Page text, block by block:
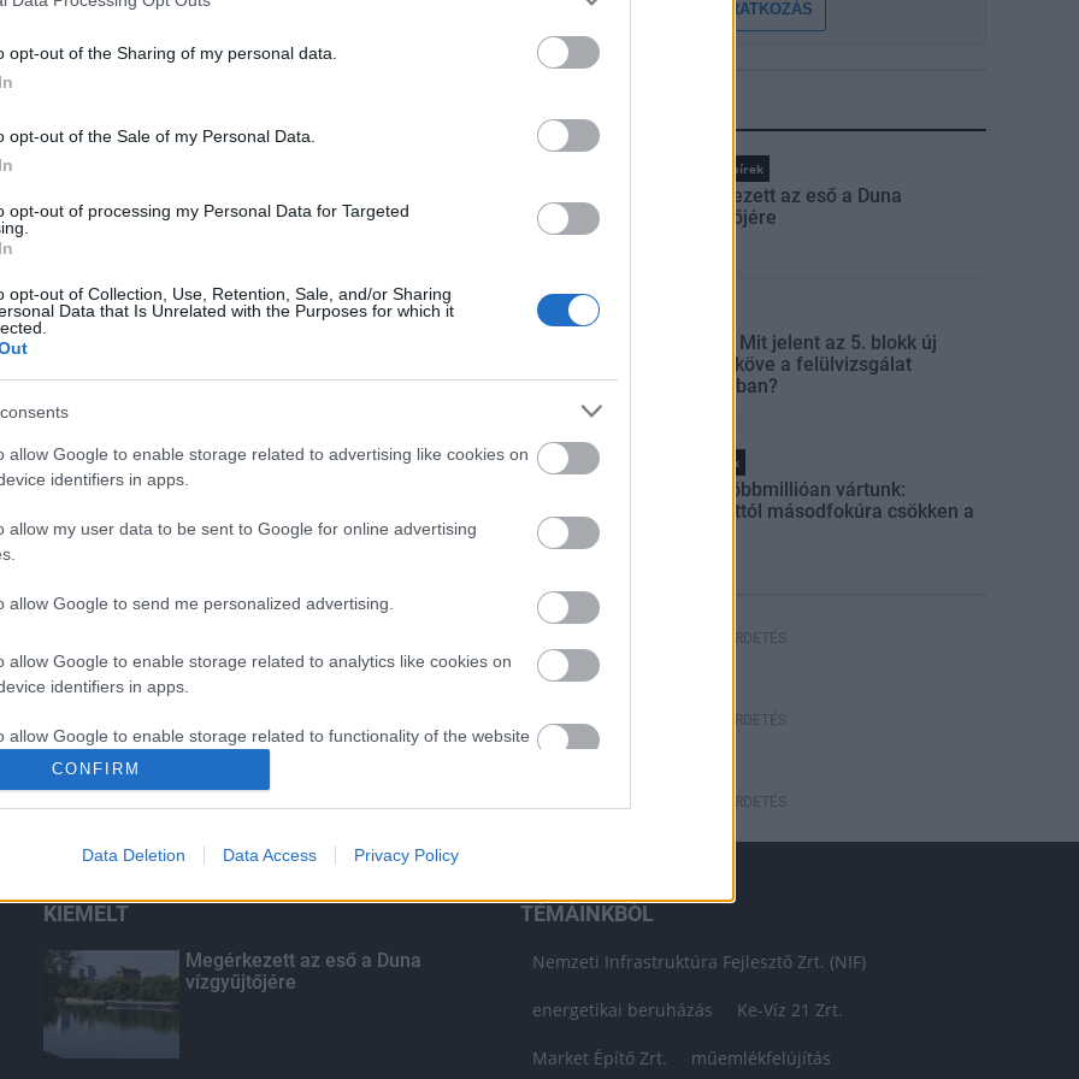
opt-out of the Sharing of my personal data.
opt-out of the Sale of my Personal Data.
opt-out of processing my Personal Data for Targeted
opt-out of Collection, Use, Retention, Sale, and/or Sharing
Data that Is Unrelated with the Purposes for which it
allow Google to enable storage related to advertising like cookies on
identifiers in apps.
allow my user data to be sent to Google for online advertising
allow Google to send me personalized advertising.
allow Google to enable storage related to analytics like cookies on
identifiers in apps.
allow Google to enable storage related to functionality of the website
allow Google to enable storage related to personalization.
allow Google to enable storage related to security, including
CONFIRM
Data Deletion Data Access Privacy Policy
címet.
FELIRATKOZÁS
Országos hírek
Megérkezett az eső a Duna
vízgyűjtőjére
Paks II.: Mit jelent az 5. blokk új
mérföldköve a felülvizsgálat
árnyékában?
Helyi hírek
Amire többmillióan vártunk:
szombattól másodfokúra csökken a
HIRDETÉS
HIRDETÉS
HIRDETÉS
KIEMELT
Megérkezett az eső a Duna
vízgyűjtőjére
TÉMÁINKBÓL
Nemzeti Infrastruktúra Fejlesztő Zrt. (NIF)
energetikai beruházás Ke-Víz 21 Zrt.
Market Építő Zrt. műemlékfelújítás